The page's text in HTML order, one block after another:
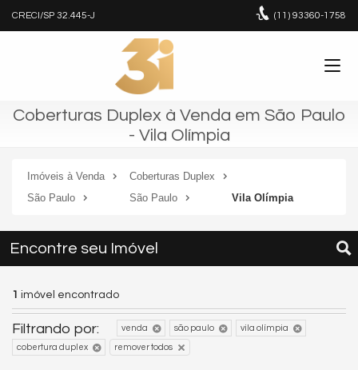
CRECI/SP 32.445-J (11) 93360-1758
Coberturas Duplex à Venda em São Paulo
- Vila Olímpia
Imóveis à Venda
Coberturas Duplex
São Paulo
São Paulo Vila Olímpia
Encontre seu Imóvel
1 imóvel encontrado
Filtrando por: venda são paulo vila olímpia
cobertura duplex remover todos